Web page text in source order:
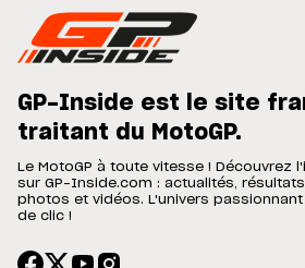
GP-Inside est le site
traitant du MotoGP.
Le MotoGP à toute vitesse ! Découvrez
sur GP-Inside.com : actualités,
photos et vidéos. L'univers
de clic !